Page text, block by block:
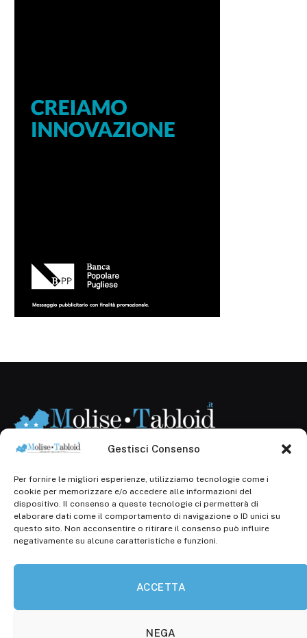
Gestisci Consenso
Per fornire le migliori esperienze, utilizziamo tecnologie come i
cookie per memorizzare e/o accedere alle informazioni del
dispositivo. Il consenso a queste tecnologie ci permetterà di
elaborare dati come il comportamento di navigazione o ID unici su
questo sito. Non acconsentire o ritirare il consenso può influire
negativamente su alcune caratteristiche e funzioni.
ACCETTA
NEGA
Registr. presso il Tribunale di Campobasso: 3/2013 del
14.11.2013, Cron. 1254
Roc: iscrizione n° 25549 (Prot. 1138/com/15 del
30.04.2015)
P.Iva: 01707150700